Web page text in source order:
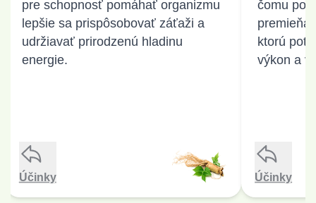
pre schopnosť pomáhať organizmu
lepšie sa prispôsobovať záťaži a
udržiavať prirodzenú hladinu
energie.
Účinky
stresu.
čomu
ktorú
výkon a
Účinky
•
• Je